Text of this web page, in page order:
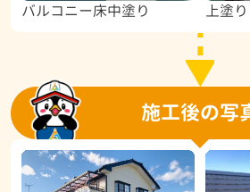
バルコニー床中塗り 上塗
施工後の写